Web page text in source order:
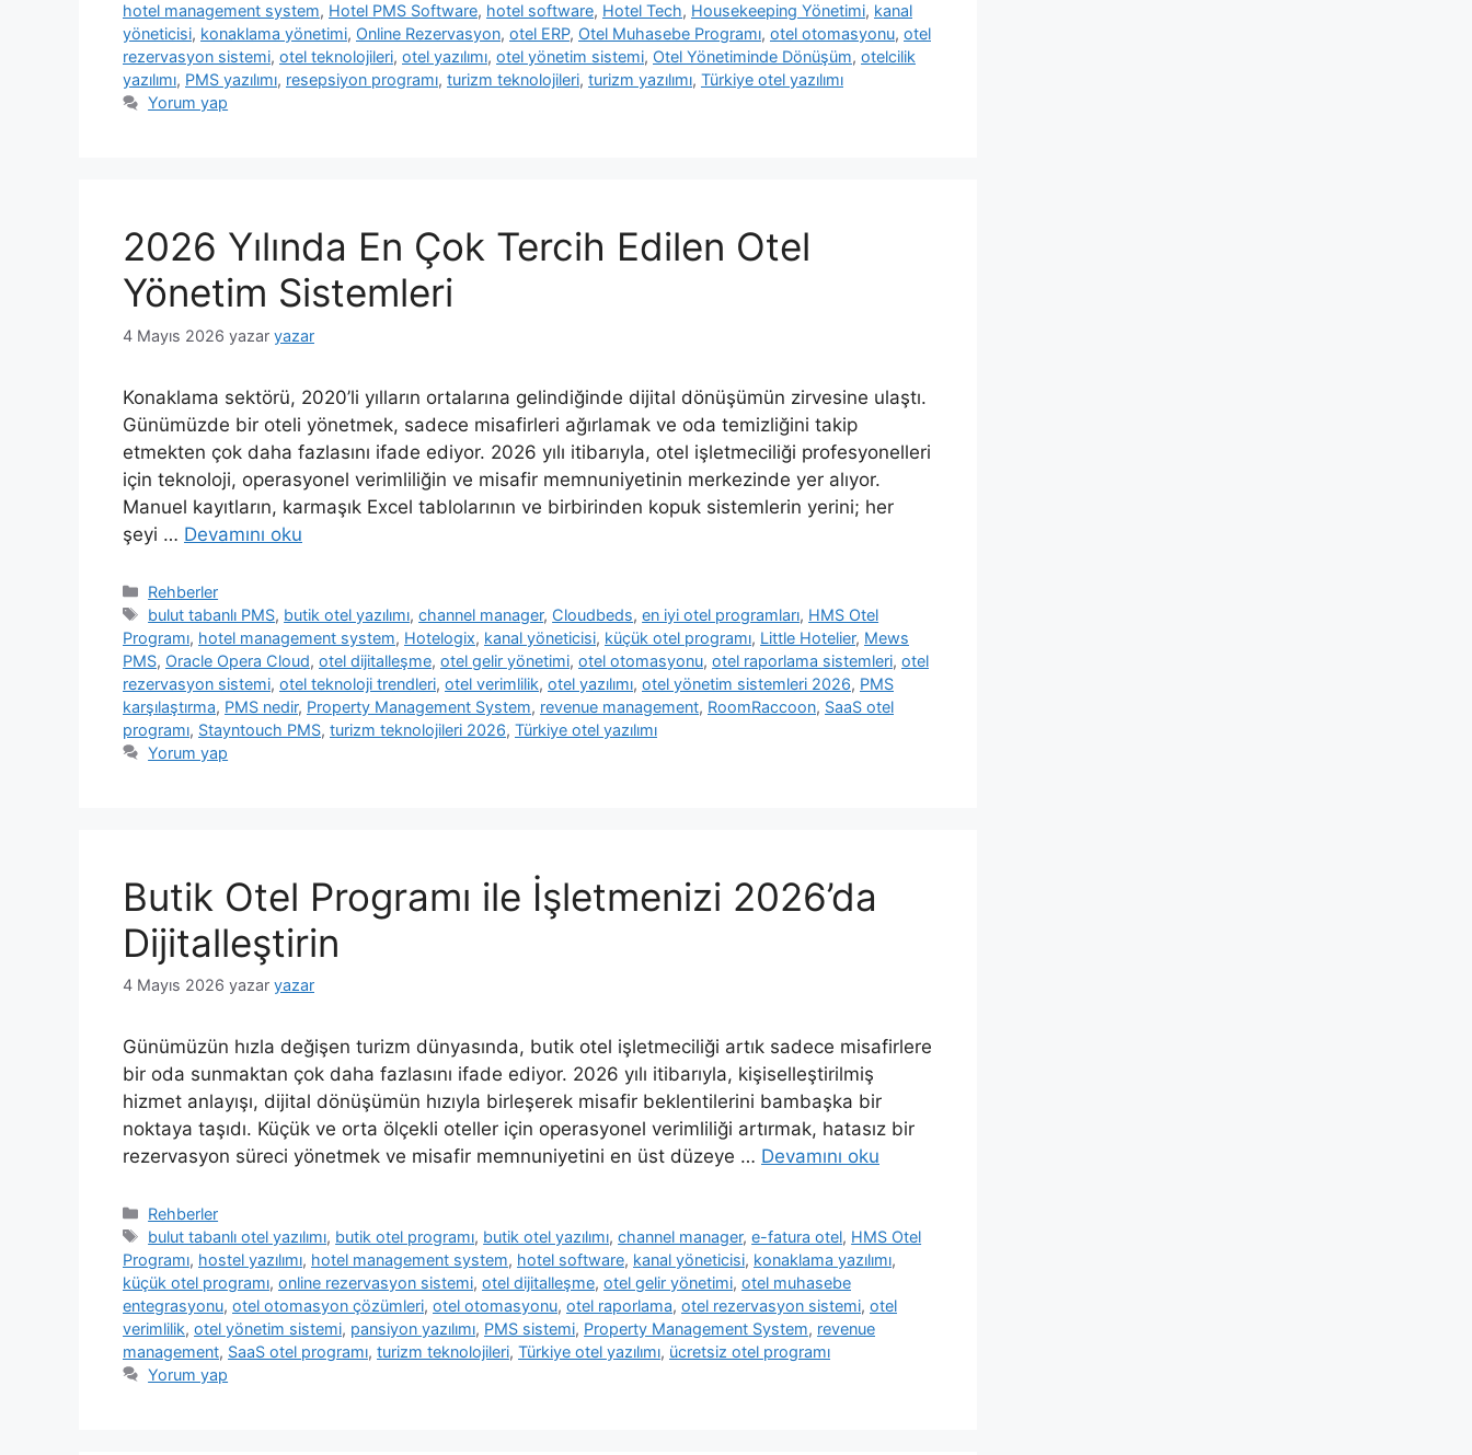
hotel management system, Hotel PMS Software, hotel software, Hotel Tech, Housekeeping Yönetimi, kanal
yöneticisi, konaklama yönetimi, Online Rezervasyon, otel ERP, Otel Muhasebe Programı, otel otomasyonu, otel
rezervasyon sistemi, otel teknolojileri, otel yazılımı, otel yönetim sistemi, Otel Yönetiminde Dönüşüm, otelcilik
yazılımı, PMS yazılımı, resepsiyon programı, turizm teknolojileri, turizm yazılımı, Türkiye otel yazılımı
Yorum yap
2026 Yılında En Çok Tercih Edilen Otel
Yönetim Sistemleri
4 Mayıs 2026 yazar yazar
Konaklama sektörü, 2020’li yılların ortalarına gelindiğinde dijital dönüşümün zirvesine ulaştı.
Günümüzde bir oteli yönetmek, sadece misafirleri ağırlamak ve oda temizliğini takip
etmekten çok daha fazlasını ifade ediyor. 2026 yılı itibarıyla, otel işletmeciliği profesyonelleri
için teknoloji, operasyonel verimliliğin ve misafir memnuniyetinin merkezinde yer alıyor.
Manuel kayıtların, karmaşık Excel tablolarının ve birbirinden kopuk sistemlerin yerini; her
şeyi … Devamını oku
Kategoriler
Rehberler
Etiketler
bulut tabanlı PMS, butik otel yazılımı,channel manager, Cloudbeds,en iyi otel programları, HMS Otel
Programı, hotel management system, Hotelogix, kanal yöneticisi, küçük otel programı, Little Hotelier, Mews
PMS, Oracle Opera Cloud, otel dijitalleşme, otel gelir yönetimi, otel otomasyonu, otel raporlama sistemleri, otel
rezervasyon sistemi, otel teknoloji trendleri, otel verimlilik, otel yazılımı, otel yönetim sistemleri 2026, PMS
karşılaştırma, PMS nedir, Property Management System, revenue management, RoomRaccoon, SaaS otel
programı, Stayntouch PMS, turizm teknolojileri 2026, Türkiye otel yazılımı
Yorum yap
Butik Otel Programı ile İşletmenizi 2026’da
Dijitalleştirin
4 Mayıs 2026 yazar yazar
Günümüzün hızla değişen turizm dünyasında, butik otel işletmeciliği artık sadece misafirlere
bir oda sunmaktan çok daha fazlasını ifade ediyor. 2026 yılı itibarıyla, kişiselleştirilmiş
hizmet anlayışı, dijital dönüşümün hızıyla birleşerek misafir beklentilerini bambaşka bir
noktaya taşıdı. Küçük ve orta ölçekli oteller için operasyonel verimliliği artırmak, hatasız bir
rezervasyon süreci yönetmek ve misafir memnuniyetini en üst düzeye … Devamını oku
Kategoriler
Rehberler
Etiketler
bulut tabanlı otel yazılımı, butik otel programı, butik otel yazılımı,channel manager,e-fatura otel, HMS Otel
Programı, hostel yazılımı, hotel management system, hotel software, kanal yöneticisi, konaklama yazılımı,
küçük otel programı, online rezervasyon sistemi, otel dijitalleşme, otel gelir yönetimi, otel muhasebe
entegrasyonu, otel otomasyon çözümleri, otel otomasyonu, otel raporlama, otel rezervasyon sistemi, otel
verimlilik, otel yönetim sistemi, pansiyon yazılımı, PMS sistemi, Property Management System, revenue
management, SaaS otel programı, turizm teknolojileri, Türkiye otel yazılımı, ücretsiz otel programı
Yorum yap